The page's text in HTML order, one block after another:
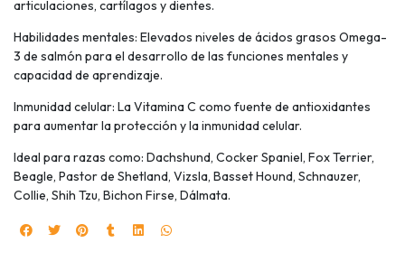
articulaciones, cartílagos y dientes.
Habilidades mentales: Elevados niveles de ácidos grasos Omega-
3 de salmón para el desarrollo de las funciones mentales y
capacidad de aprendizaje.
Inmunidad celular: La Vitamina C como fuente de antioxidantes
para aumentar la protección y la inmunidad celular.
Ideal para razas como: Dachshund, Cocker Spaniel, Fox Terrier,
Beagle, Pastor de Shetland, Vizsla, Basset Hound, Schnauzer,
Collie, Shih Tzu, Bichon Firse, Dálmata.